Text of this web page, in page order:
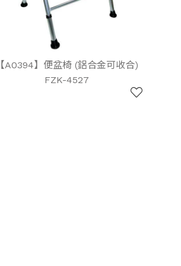
【A0394】便盆椅 (鋁合金可收合)
FZK-4527